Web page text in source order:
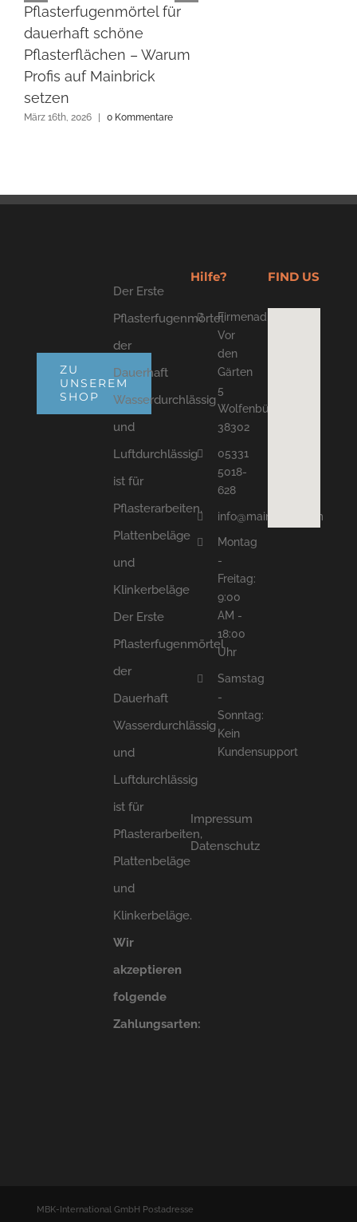
Pflasterfugenmörtel für
dauerhaft schöne
Pflasterflächen – Warum
Profis auf Mainbrick
setzen
März 16th, 2026 0 Kommentare
ZU
UNSEREM
SHOP
Der Erste
Pflasterfugenmörtel
der
Dauerhaft
Wasserdurchlässig
und
Luftdurchlässig
ist für
Pflasterarbeiten,
Plattenbeläge
und
Klinkerbeläge
Der Erste
Pflasterfugenmörtel
der
Dauerhaft
Wasserdurchlässig
und
Luftdurchlässig
ist für
Pflasterarbeiten,
Plattenbeläge
und
Klinkerbeläge.
Wir
akzeptieren
folgende
Zahlungsarten:
Hilfe?
Firmenadresse
Vor
den
Gärten
5
Wolfenbüttel
38302
05331
5018-
628
info@mainbrick.com
Montag
-
Freitag:
9:00
AM -
18:00
Uhr
Samstag
-
Sonntag:
Kein
Kundensupport
Impressum
Datenschutz
FIND US
MBK-International GmbH Postadresse